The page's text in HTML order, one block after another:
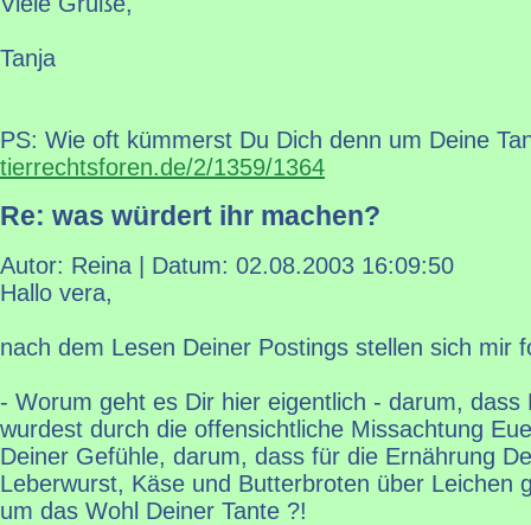
Tanja
PS: Wie oft kümmerst Du Dich denn um Deine
tierrechtsforen.de/2/1359/1364
Re: was würdert ihr machen?
Autor: Reina | Datum: 02.08.2003 16:09:50
Hallo vera,
nach dem Lesen Deiner Postings stellen sich mir
- Worum geht es Dir hier eigentlich - darum, dass
wurdest durch die offensichtliche Missachtung
Deiner Gefühle, darum, dass für die Ernährung
Leberwurst, Käse und Butterbroten über Leichen
um das Wohl Deiner Tante ?!